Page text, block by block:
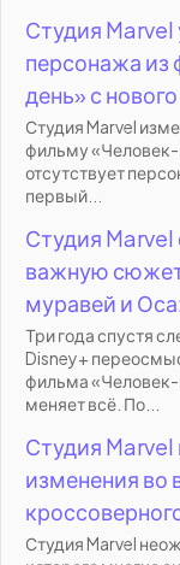
Студия Marvel
персонажа
день» с
Студия Marvel
фильму «Человек-
отсутствует
первый...
Студия
важную
муравей и
Три года спустя
Disney+
фильма «Человек-
меняет всё. По...
Студия
изменения во
Студия Marvel